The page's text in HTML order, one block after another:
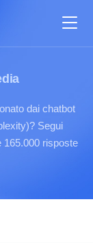
dai chatbot
Segui
165.000 risposte